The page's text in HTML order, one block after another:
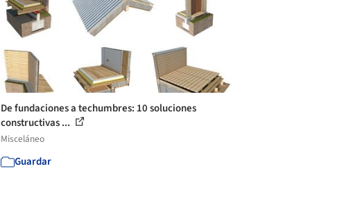
De fundaciones a techumbres: 10 soluciones
constructivas ...
Misceláneo
Guardar